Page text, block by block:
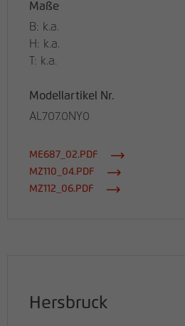
Maße
B: k.a.
H: k.a.
T: k.a.
Modellartikel Nr.
AL707.0NY0
ME687_02.PDF
MZ110_04.PDF
MZ112_06.PDF
Hersbruck